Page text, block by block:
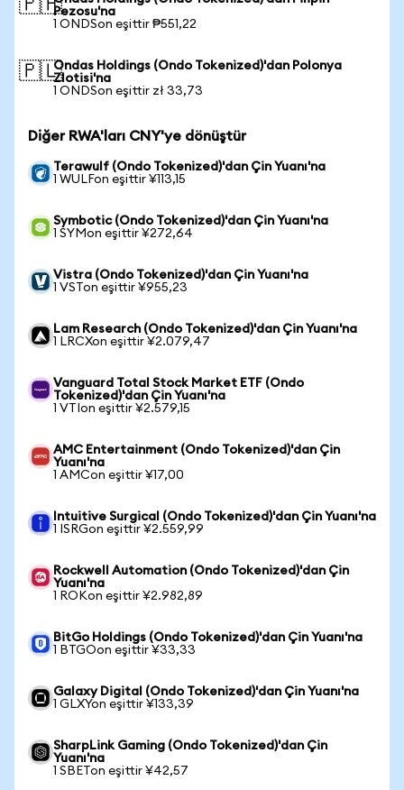
🇵🇭Pezosu'na
1 ONDSon eşittir ₱551,22
🇵🇱Ondas Holdings (Ondo Tokenized)'dan Polonya
Zlotisi'na
1 ONDSon eşittir zł 33,73
Diğer RWA'ları CNY'ye dönüştür
Terawulf (Ondo Tokenized)'dan Çin Yuanı'na
1 WULFon eşittir ¥113,15
Symbotic (Ondo Tokenized)'dan Çin Yuanı'na
1 SYMon eşittir ¥272,64
Vistra (Ondo Tokenized)'dan Çin Yuanı'na
1 VSTon eşittir ¥955,23
Lam Research (Ondo Tokenized)'dan Çin Yuanı'na
1 LRCXon eşittir ¥2.079,47
Vanguard Total Stock Market ETF (Ondo
Tokenized)'dan Çin Yuanı'na
1 VTIon eşittir ¥2.579,15
AMC Entertainment (Ondo Tokenized)'dan Çin
Yuanı'na
1 AMCon eşittir ¥17,00
Intuitive Surgical (Ondo Tokenized)'dan Çin Yuanı'na
1 ISRGon eşittir ¥2.559,99
Rockwell Automation (Ondo Tokenized)'dan Çin
Yuanı'na
1 ROKon eşittir ¥2.982,89
BitGo Holdings (Ondo Tokenized)'dan Çin Yuanı'na
1 BTGOon eşittir ¥33,33
Galaxy Digital (Ondo Tokenized)'dan Çin Yuanı'na
1 GLXYon eşittir ¥133,39
SharpLink Gaming (Ondo Tokenized)'dan Çin
Yuanı'na
1 SBETon eşittir ¥42,57